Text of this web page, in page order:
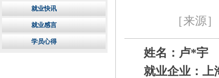
［来源
姓名：卢*宇
就业企业：上
就业快讯
就业感言
学员心得